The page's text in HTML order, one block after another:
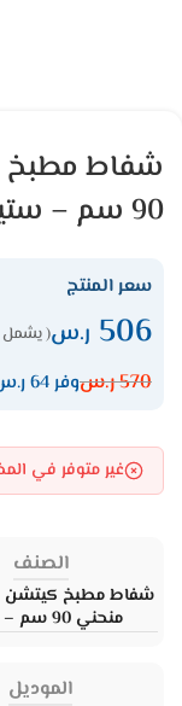
شفاط مطبخ
90 سم – ستيل KLG-803C
سعر المنتج
506 ر.س( يشمل
570ر.سوفر 64 ر.س
غير متوفر في
الصنف
شفاط مطبخ كيتشن
منحني 90 سم – ستيل
الموديل